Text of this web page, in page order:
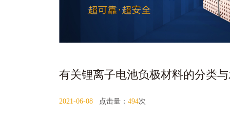
有关锂离子电池负极材料的分类
2021-06-08 点击量： 494次